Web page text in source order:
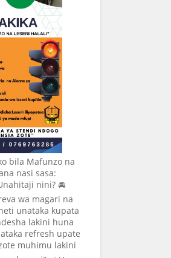
bila Mafunzo na
nasi sasa:
nini? 🚘
wa magari na
unataka kupata
lakini huna
refresh upate
muhimu lakini